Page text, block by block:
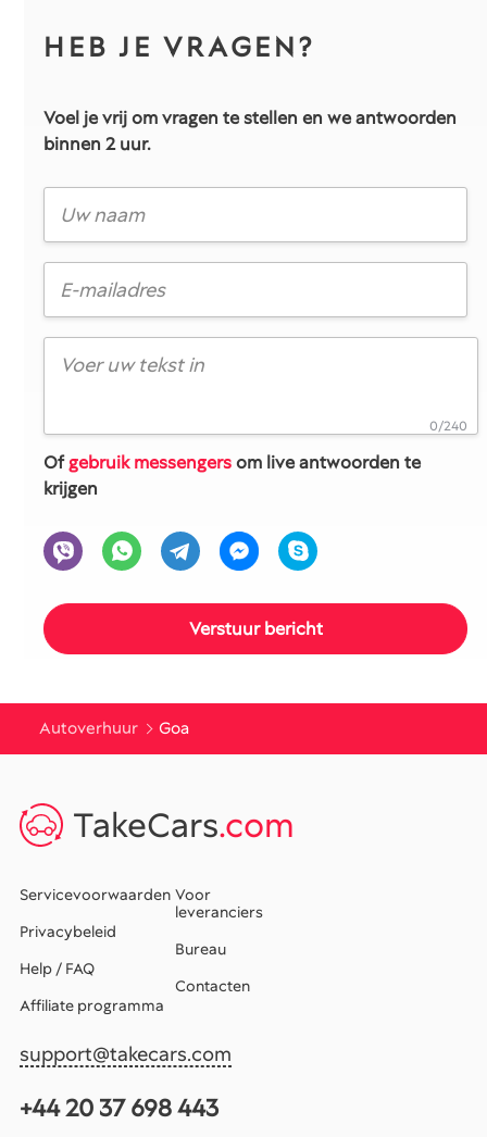
HEB JE VRAGEN?
Voel je vrij om vragen te stellen en we antwoorden
binnen 2 uur.
Ofgebruik messengersom live antwoorden te
krijgen
0/240
Autoverhuur Goa
TakeCars.com
Servicevoorwaarden
Privacybeleid
Help / FAQ
Affiliate programma
Voor
leveranciers
Bureau
Contacten
support@takecars.com
+44 20 37 698 443